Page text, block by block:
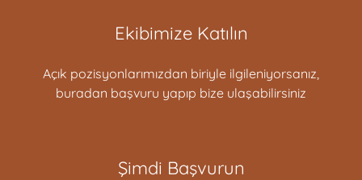
Ekibimize Katılın
Açık pozisyonlarımızdan biriyle ilgileniyorsanız,
buradan başvuru yapıp bize ulaşabilirsiniz
Şimdi Başvurun